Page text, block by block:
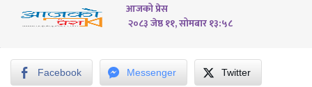
आजको प्रेस
२०८३ जेष्ठ ११, सोमबार १३:५८
Facebook Messenger Twitter